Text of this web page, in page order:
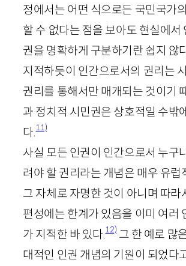
정에서는 어떤 식으로든 국민국가
할 수 없다는 점을 보아도 현실에서
권을 명확하게 구분하기란 쉽지 않
지적하듯이 인간으로서의 권리는
권리를 통해서만 매개되는 것이기
과 정치적 시민권은 상호적일 수밖
다.11)
사실 모든 인권이 인간으로서 누구
려야 할 권리라는 개념은 매우 유럽
그 자체로 자명한 것이 아니며 따라
편성에는 한계가 있음을 이미 여러
가 지적한 바 있다.12)그 한 예로 많
대적인 인권 개념의 기원이 되었다